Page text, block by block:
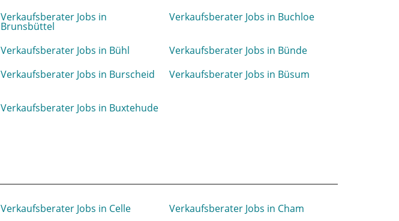
Verkaufsberater Jobs in
Brunsbüttel
Verkaufsberater Jobs in Buchloe
Verkaufsberater Jobs in Bühl
Verkaufsberater Jobs in Bünde
Verkaufsberater Jobs in Burscheid Verkaufsberater Jobs in Büsum
Verkaufsberater Jobs in Buxtehude
Verkaufsberater Jobs in Celle Verkaufsberater Jobs in Cham